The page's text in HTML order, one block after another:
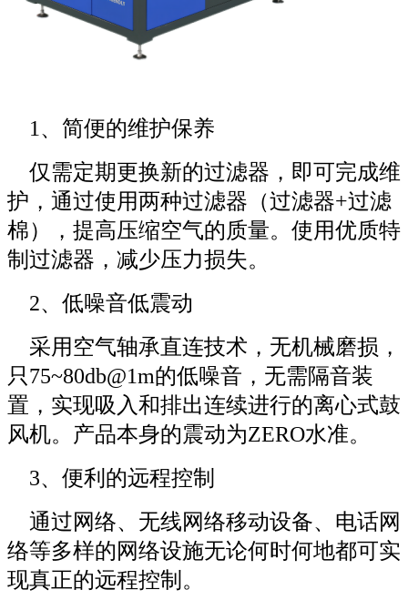
1、简便的维护保养
仅需定期更换新的过滤器，即可完成维
护， 通过使用两种过滤器（过滤器+过滤
棉），提高压缩空气的质量。 使用优质特
制过滤器，减少压力损失。
2、低噪音低震动
采用空气轴承直连技术，无机械磨损，
只75~80db@1m的低噪音， 无需隔音装
置， 实现吸入和排出连续进行的离心式鼓
风机。 产品本身的震动为ZERO水准。
3、便利的远程控制
通过网络、无线网络移动设备、电话网
络等多样的网络设施无论何时何地都可实
现真正的远程控制。